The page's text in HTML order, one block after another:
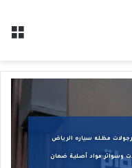
السواتر في
مظله سياره الرياض
وسواتر مواد أصلية ضمان